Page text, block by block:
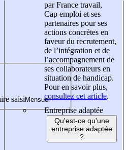
saisi
par France travail,
Cap emploi et ses
partenaires pour ses
actions concrètes en
faveur du recrutement,
de l’intégration et de
l’accompagnement de
ses collaborateurs en
situation de handicap.
Pour en savoir plus,
consultez cet article.
Entreprise adaptée
Qu'est-ce qu'une
entreprise adaptée
?